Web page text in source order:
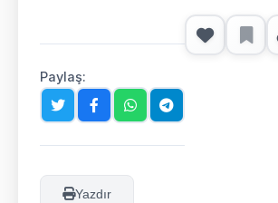
Paylaş:
Yazdır